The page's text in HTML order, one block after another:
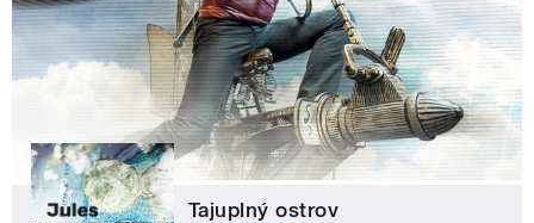
Tajuplný ostrov